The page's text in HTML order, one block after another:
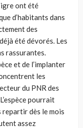
ont été
d’habitants dans
des
été dévorés. Les
rassurantes.
et de l’implanter
les
du PNR des
pourrait
dès le mois
assez